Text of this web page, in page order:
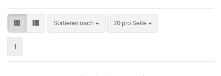
Sortieren nach
Sortieren nach 20 pro Seite
pro Seite
1